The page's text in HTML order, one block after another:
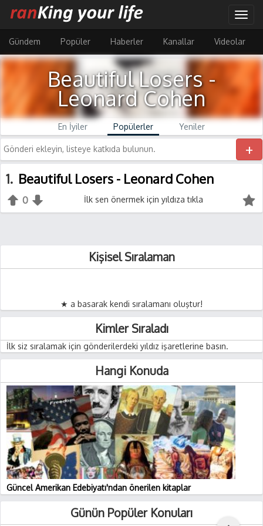
içeriğe
atla
Gündem
Popüler Haberler Kanallar Videolar
Beautiful Losers -
Leonard Cohen
En İyiler Popülerler Yeniler
+
1 Beautiful Losers - Leonard Cohen
0 -1
İlk sen önermek için yıldıza tıkla
Kişisel Sıralaman
★ a basarak kendi sıralamanı oluştur!
Kimler Sıraladı
İlk siz sıralamak için gönderilerdeki yıldız işaretlerine basın.
Hangi Konuda
Güncel Amerikan Edebiyatı'ndan önerilen kitaplar
Günün Popüler Konuları